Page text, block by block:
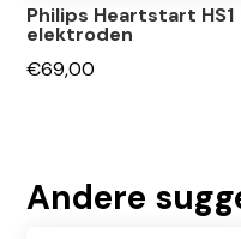
Philips Heartstart HS1
elektroden
€69,00
Andere